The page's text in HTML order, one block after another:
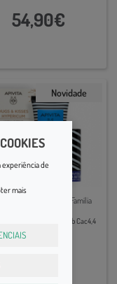
54,90€
Novidade
| Mãos | Hidratação | Família
Cr Maos Hip 50+Stick Lab Cac4,4
de
mais